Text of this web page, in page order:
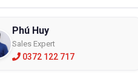
Phú Huy
Sales Expert
0372 122 717